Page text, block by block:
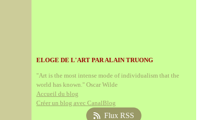
ELOGE DE L'ART PAR ALAIN TRUONG
"Art is the most intense mode of individualism that the
world has known." Oscar Wilde
Accueil du blog
Créer un blog avec CanalBlog
Flux RSS